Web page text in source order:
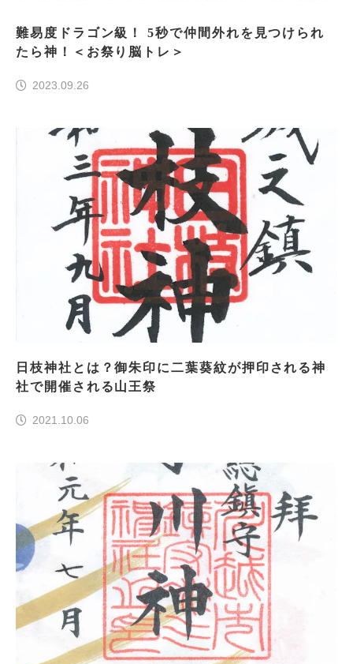
難易度ドラゴン級！ 5秒で仲間外れを見つけられ
たら神！＜お祭り脳トレ＞
2023.09.26
日枝神社とは？御朱印に二葉葵紋が押印される神
社で開催される山王祭
2021.10.06